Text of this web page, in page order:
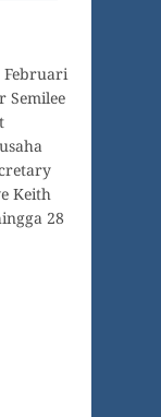
Februari
Semilee
Keith
28